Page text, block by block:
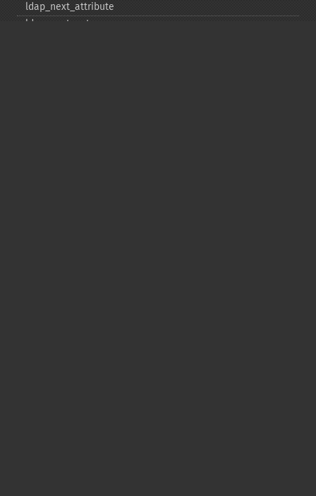
ldap_​next_​attribute
ldap_​next_​entry